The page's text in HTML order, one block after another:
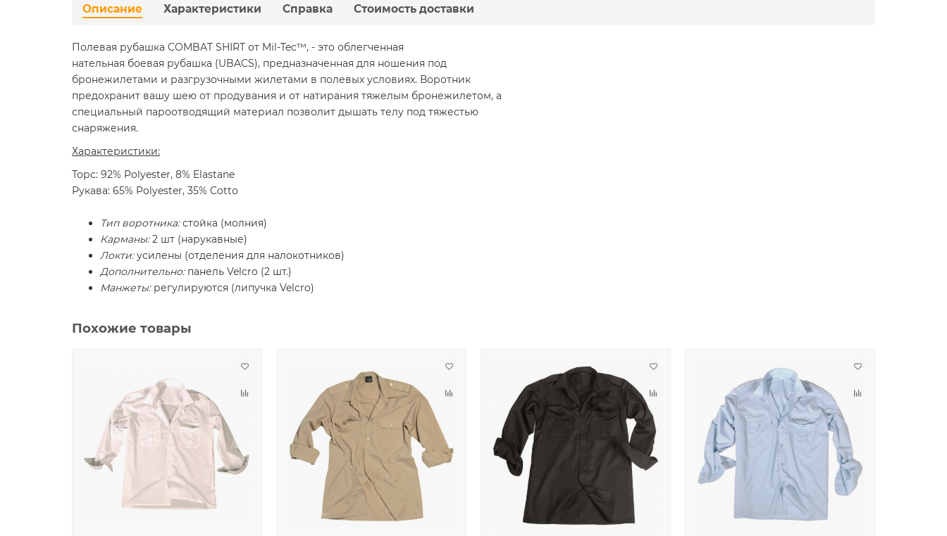
Описание Характеристики Справка Стоимость доставки
Полевая рубашка COMBAT SHIRT от Mil-Tec™, - это облегченная
нательная боевая рубашка (UBACS), предназначенная для ношения под
бронежилетами и разгрузочными жилетами в полевых условиях. Воротник
предохранит вашу шею от продувания и от натирания тяжелым бронежилетом, а
специальный пароотводящий материал позволит дышать телу под тяжестью
снаряжения.
Характеристики:
Торс: 92% Polyester, 8% Elastane
Рукава: 65% Polyester, 35% Cotto
Тип воротника:стойка (молния)
Карманы:2 шт (нарукавные)
Локти:усилены (отделения для налокотников)
Дополнительно:панель Velcro (2 шт.)
Манжеты:регулируются (липучка Velcro)
Похожие товары